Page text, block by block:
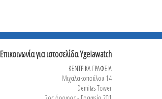
Επικοινωνία για ιστοσελίδα Ygeiawatch
ΚΕΝΤΡΙΚΑ ΓΡΑΦΕΙΑ
Μιχαλακοπούλου 14
Demitas Tower